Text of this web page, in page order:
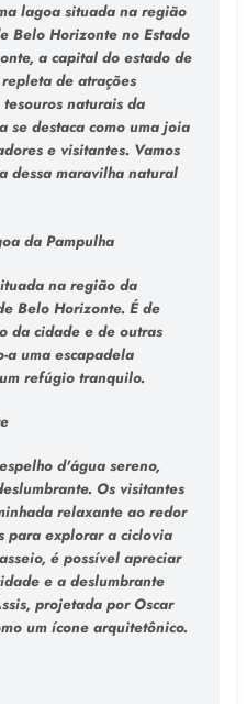
lagoa situada na região
Belo Horizonte no Estado
a capital do estado de
de atrações
naturais da
se destaca como uma joia
e visitantes. Vamos
dessa maravilha natural
da Pampulha
na região da
Belo Horizonte. É de
da cidade e de outras
a uma escapadela
refúgio tranquilo.
d'água sereno,
Os visitantes
relaxante ao redor
para explorar a ciclovia
é possível apreciar
e a deslumbrante
projetada por Oscar
um ícone arquitetônico.